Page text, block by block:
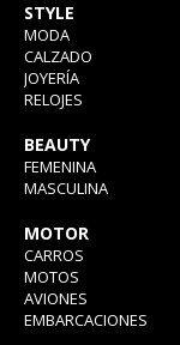
STYLE
MODA
CALZADO
JOYERÍA
RELOJES
BEAUTY
FEMENINA
MASCULINA
MOTOR
CARROS
MOTOS
AVIONES
EMBARCACIONES